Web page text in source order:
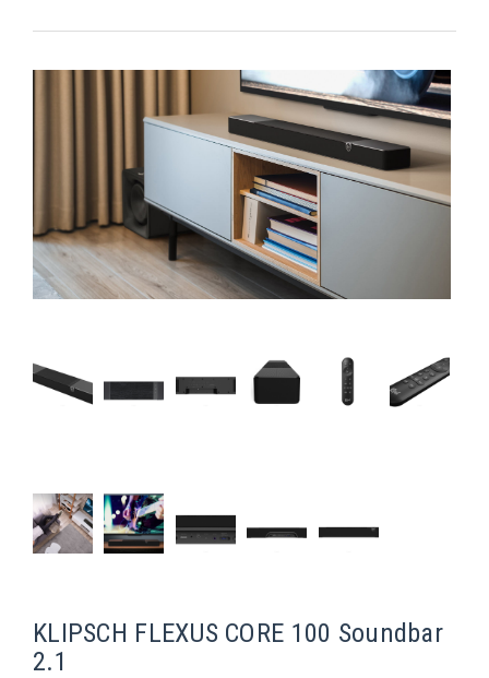
KLIPSCH FLEXUS CORE 100 Soundbar
2.1